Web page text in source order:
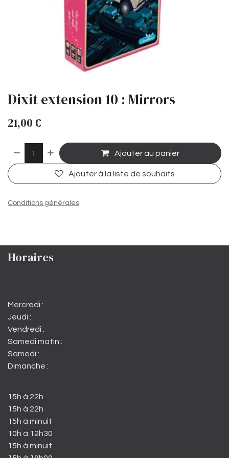
Dixit extension 10 : Mirrors
21,00 €
Ajouter au panier
Ajouter à la liste de souhaits
Conditions générales
Horaires
Mercredi :
Jeudi :
Vendredi :
Samedi matin :
Samedi :
Dimanche :
15h à 22h
15h à 22h
15h à minuit
10h à 12h30
15h à minuit